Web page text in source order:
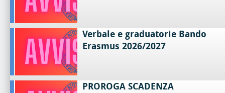
Verbale e graduatorie Bando
Erasmus 2026/2027
PROROGA SCADENZA